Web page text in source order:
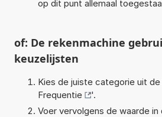
op dit punt allemaal
of: De rekenmachine
keuzelijsten
Kies de juiste categorie uit
Frequentie
'.
Voer vervolgens de waarde